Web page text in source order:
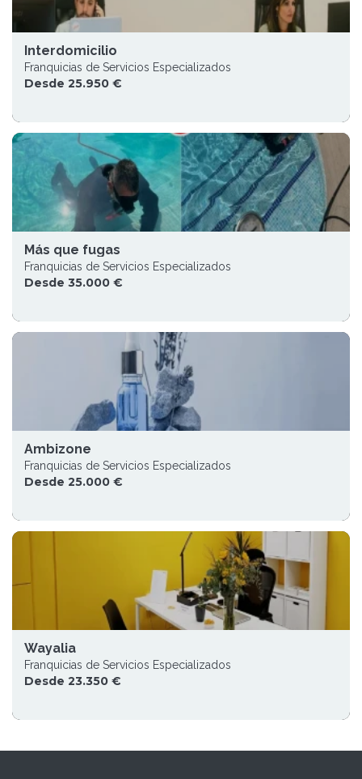
Interdomicilio
Franquicias de Servicios Especializados
Desde 25.950 €
Más que fugas
Franquicias de Servicios Especializados
Desde 35.000 €
Ambizone
Franquicias de Servicios Especializados
Desde 25.000 €
Wayalia
Franquicias de Servicios Especializados
Desde 23.350 €